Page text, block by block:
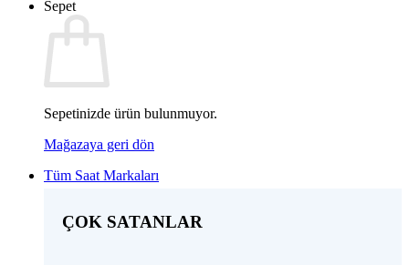
Sepet
Sepetinizde ürün bulunmuyor.
Mağazaya geri dön
Tüm Saat Markaları
ÇOK SATANLAR